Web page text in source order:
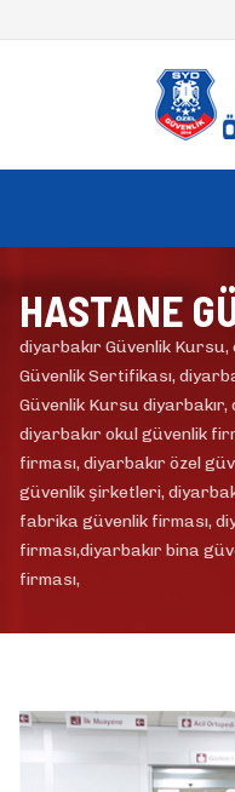
HASTANE
diyarbakır Güvenlik Kursu,
Güvenlik Sertifikası,
Güvenlik Kursu diyarbakır,
diyarbakır okul güvenlik
firması, diyarbakır özel
güvenlik şirketleri,
fabrika güvenlik firması,
firması,diyarbakır bina
firması,